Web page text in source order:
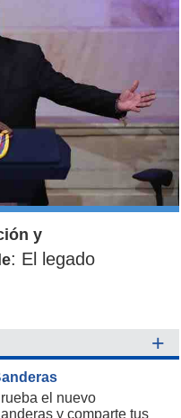
y
: El legado
+
el nuevo
y comparte tus